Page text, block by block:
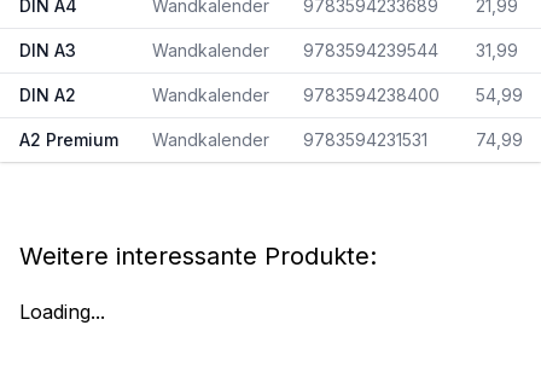
DIN A4 Wandkalender 9783594233689 21,99
DIN A3 Wandkalender 9783594239544 31,99
DIN A2 Wandkalender 9783594238400 54,99
A2 Premium Wandkalender 9783594231531 74,99
Weitere interessante Produkte:
Loading...